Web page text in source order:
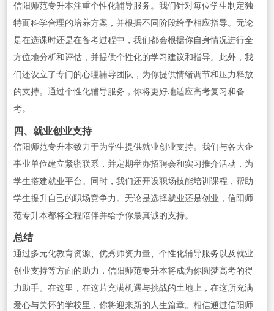
信阳师范专升本注重个性化辅导服务。我们针对每位学生制定独
特而科学合理的培养方案，并根据不同阶段给予相应指导。无论
是在选课时还是在备考过程中，我们都会根据你自身情况进行全
方位地分析和评估，并提供个性化的学习建议和指导。此外，我
们还设立了专门的心理辅导团队，为你提供情绪调节和压力释放
的支持。通过个性化辅导服务，你将更好地适应高考复习和备
考。
四、就业创业支持
信阳师范专升本致力于为学生提供就业创业支持。我们与各大企
事业单位建立紧密联系，并定期举办招聘会和实习推介活动，为
学生搭建就业平台。同时，我们还开设职场技能培训课程，帮助
学生提升自己的职场竞争力。无论是选择就业还是创业，信阳师
范专升本都将全程陪伴并给予你最真诚的支持。
总结
通过多元化教育资源、优秀师资力量、个性化辅导服务以及就业
创业支持等方面的助力，信阳师范专升本将成为你圆梦高考的得
力助手。在这里，在这片充满机遇与挑战的土地上，在这所充满
爱心与关怀的学校里，你将迎来新的人生篇章。相信通过信阳师